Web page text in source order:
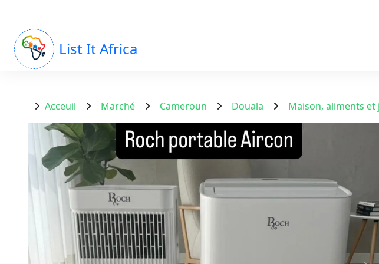
List It Africa
Acceuil Marché Cameroun Douala Maison, aliments et